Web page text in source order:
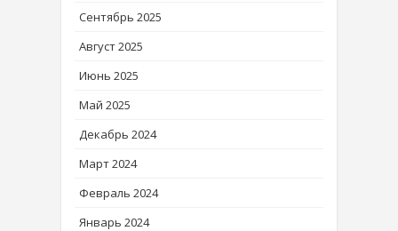
Сентябрь 2025
Август 2025
Июнь 2025
Май 2025
Декабрь 2024
Март 2024
Февраль 2024
Январь 2024